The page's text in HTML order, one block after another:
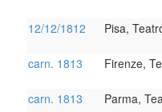
12/12/1812 Pisa,
carn. 1813 Firenze,
carn. 1813 Parma,